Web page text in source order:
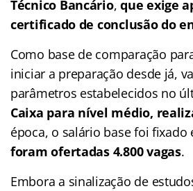
Técnico Bancário,que exige
certificado de conclusão do
Como base de comparação
iniciar a preparação desde já,
parâmetros estabelecidos no
Caixa para nível médio,
época, o salário base foi fixado
foram ofertadas 4.800 vagas.
Embora a sinalização de